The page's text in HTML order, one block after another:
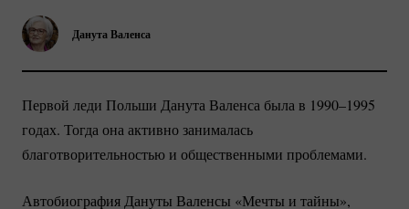
Данута Валенса
Первой леди Польши Данута Валенса была в 1990–1995
годах. Тогда она активно занималась
благотворительностью и общественными проблемами.
Автобиография Дануты Валенсы «Мечты и тайны»,